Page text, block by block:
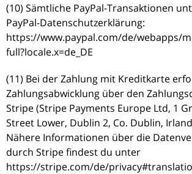
(10) Sämtliche PayPal-Transaktionen
PayPal-Datenschutzerklärung:
https://www.paypal.com/de/webapps/
full?locale.x=de_DE
(11) Bei der Zahlung mit Kreditkarte
Zahlungsabwicklung über den
Stripe (Stripe Payments Europe Ltd, 1
Street Lower, Dublin 2, Co. Dublin,
Nähere Informationen über die
durch Stripe findest du unter
https://stripe.com/de/